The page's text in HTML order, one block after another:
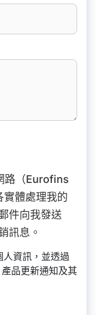
路（Eurofins
體處理我的
件向我發送
訊息。
人資訊，並透過
品更新通知及其